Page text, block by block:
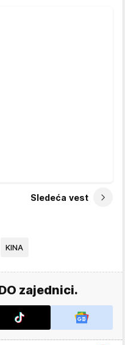
Sledeća vest
KINA
zajednici.